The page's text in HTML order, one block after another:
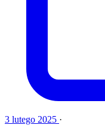
3 lutego 2025 ·